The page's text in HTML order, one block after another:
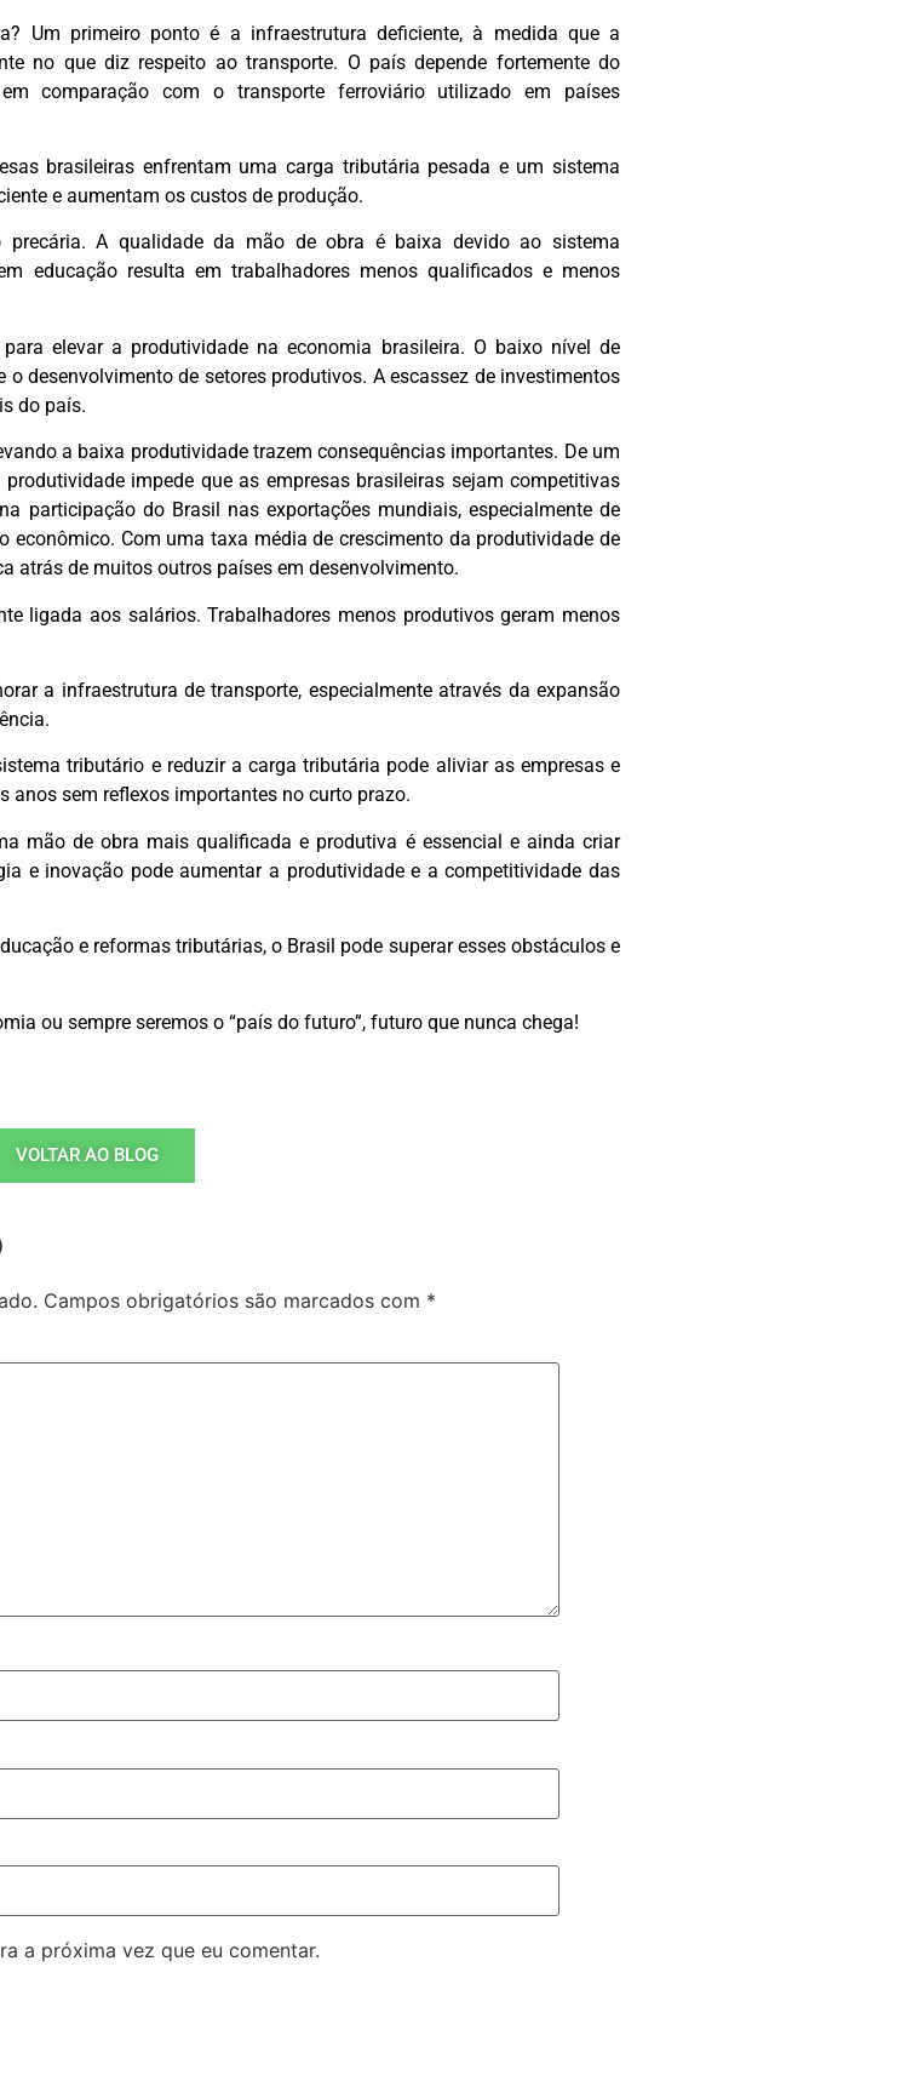
Um primeiro ponto é a infraestrutura deficiente, à medida que a
no que diz respeito ao transporte. O país depende fortemente do
comparação com o transporte ferroviário utilizado em países
brasileiras enfrentam uma carga tributária pesada e um sistema
e aumentam os custos de produção.
A qualidade da mão de obra é baixa devido ao sistema
educação resulta em trabalhadores menos qualificados e menos
elevar a produtividade na economia brasileira. O baixo nível de
desenvolvimento de setores produtivos. A escassez de investimentos
do país.
a baixa produtividade trazem consequências importantes. De um
impede que as empresas brasileiras sejam competitivas
participação do Brasil nas exportações mundiais, especialmente de
Com uma taxa média de crescimento da produtividade de
atrás de muitos outros países em desenvolvimento.
ligada aos salários. Trabalhadores menos produtivos geram menos
a infraestrutura de transporte, especialmente através da expansão
tributário e reduzir a carga tributária pode aliviar as empresas e
anos sem reflexos importantes no curto prazo.
mão de obra mais qualificada e produtiva é essencial e ainda criar
e inovação pode aumentar a produtividade e a competitividade das
e reformas tributárias, o Brasil pode superar esses obstáculos e
ou sempre seremos o “país do futuro”, futuro que nunca chega!
VOLTAR AO BLOG
Campos obrigatórios são marcados com *
a próxima vez que eu comentar.